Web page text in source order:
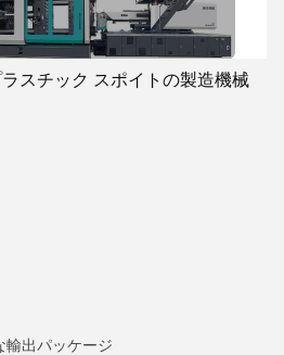
スチック スポイトの製造機械
輸出パッケージ